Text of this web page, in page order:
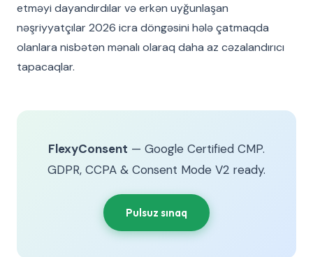
etməyi dayandırdılar və erkən uyğunlaşan
nəşriyyatçılar 2026 icra döngəsini hələ çatmaqda
olanlara nisbətən mənalı olaraq daha az cəzalandırıcı
tapacaqlar.
FlexyConsent — Google Certified CMP.
GDPR, CCPA & Consent Mode V2 ready.
Pulsuz sınaq